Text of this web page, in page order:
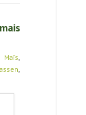
Maïs,
,